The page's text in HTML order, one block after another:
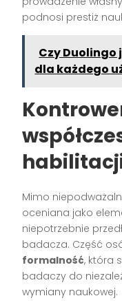
podnosi prestiż
Czy
dla każdego
Mimo
oceniana jako
niepotrzebnie
badacza. Część
formalność, która
badaczy do
wymiany naukowej.